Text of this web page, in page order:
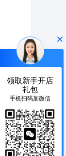
×
领取新手开店
礼包
手机扫码加微信